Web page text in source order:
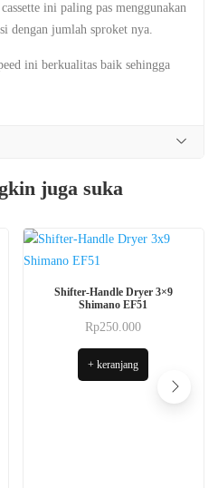
ini paling pas menggunakan
dengan jumlah sproket nya.
ini berkualitas baik sehingga
juga suka
Shifter-Handle Dryer 3×9
Shimano EF51
Rp250.000
+ keranjang